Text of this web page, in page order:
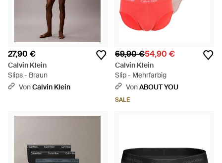
27,90 €
Calvin Klein
Slips - Braun
VonCalvin Klein
69,90 €54,90 €
Calvin Klein
Slip - Mehrfarbig
VonABOUT YOU
SALE